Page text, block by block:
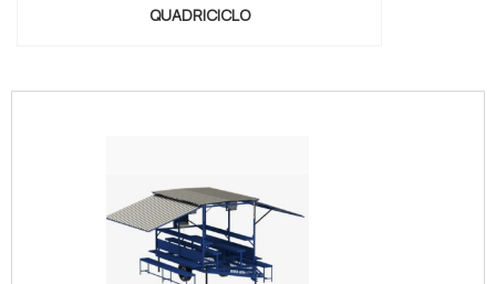
QUADRICICLO